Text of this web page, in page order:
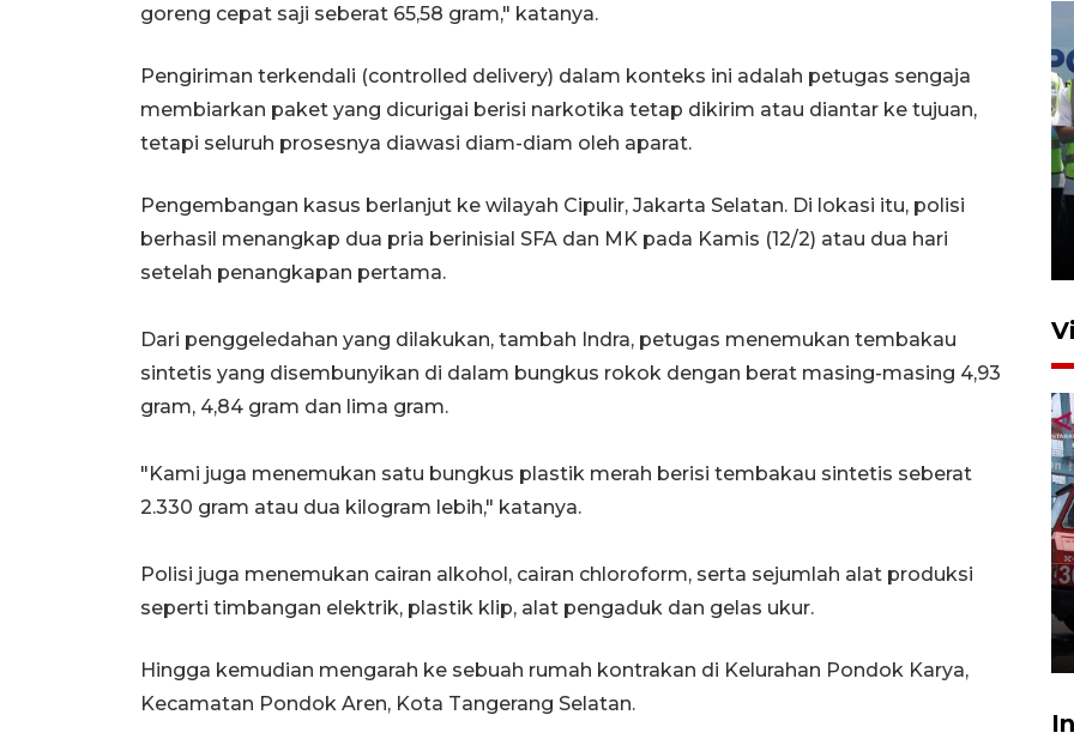
goreng cepat saji seberat 65,58 gram," katanya.
Pengiriman terkendali (controlled delivery) dalam konteks ini adalah petugas sengaja
membiarkan paket yang dicurigai berisi narkotika tetap dikirim atau diantar ke tujuan,
tetapi seluruh prosesnya diawasi diam-diam oleh aparat.
Pengembangan kasus berlanjut ke wilayah Cipulir, Jakarta Selatan. Di lokasi itu, polisi
berhasil menangkap dua pria berinisial SFA dan MK pada Kamis (12/2) atau dua hari
setelah penangkapan pertama.
Dari penggeledahan yang dilakukan, tambah Indra, petugas menemukan tembakau
sintetis yang disembunyikan di dalam bungkus rokok dengan berat masing-masing 4,93
gram, 4,84 gram dan lima gram.
"Kami juga menemukan satu bungkus plastik merah berisi tembakau sintetis seberat
2.330 gram atau dua kilogram lebih," katanya.
Polisi juga menemukan cairan alkohol, cairan chloroform, serta sejumlah alat produksi
seperti timbangan elektrik, plastik klip, alat pengaduk dan gelas ukur.
Hingga kemudian mengarah ke sebuah rumah kontrakan di Kelurahan Pondok Karya,
Kecamatan Pondok Aren, Kota Tangerang Selatan.
Kalbar siaga darurat karhutla
hingga November
30 Juli 2026 09:29
anggaran khusus anak
penderita kanker dan jantung